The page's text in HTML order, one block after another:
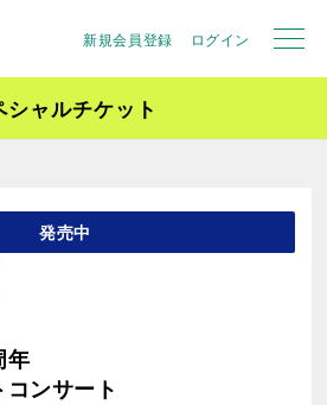
新規会員登録 ログイン
シャルチケット
発売中
年
ンサート